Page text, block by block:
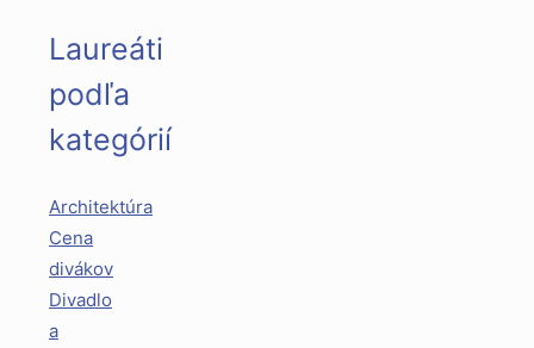
Laureáti
podľa
kategórií
Architektúra
Cena
divákov
Divadlo
a